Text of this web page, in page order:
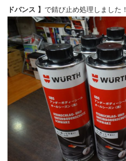
ドバンス 】 で錆び止め処理しました！